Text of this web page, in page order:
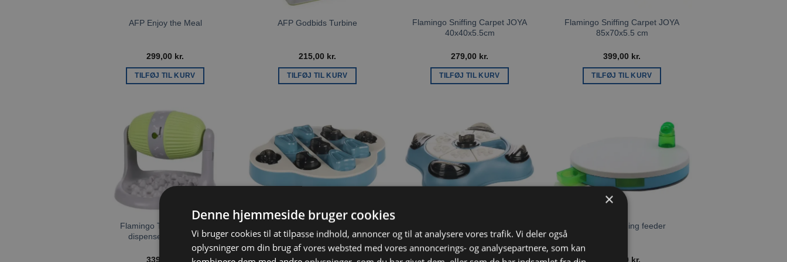
AFP Enjoy the Meal
299,00 kr.
TILFØJ TIL KURV
AFP Godbids Turbine
215,00 kr.
TILFØJ TIL KURV
Flamingo Sniffing Carpet JOYA
40x40x5.5cm
279,00 kr.
TILFØJ TIL KURV
Flamingo Sniffing Carpet JOYA
85x70x5.5 cm
399,00 kr.
TILFØJ TIL KURV
Tilføj til
ønskeliste
Flamingo Toy Bent Treat
dispenser Limegrøn
339,00
Tilføj til
ønskeliste
Flamingo Toy Brain Train
SHERLOCK CLYDE Petrol
229,00kr.
Tilføj til
ønskeliste
SHERLOCK PAW CLIFF Petrol
249,00kr.
ønskeliste
Pawise Spinning feeder
229,00 kr.
×
Denne hjemmeside bruger cookies
Vi bruger cookies til at tilpasse indhold, annoncer og til at analysere vores trafik. Vi deler også
oplysninger om din brug af vores websted med vores annoncerings- og analysepartnere, som kan